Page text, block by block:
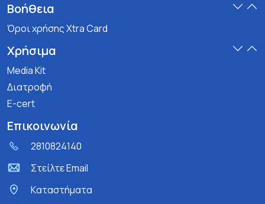
Βοήθεια
Όροι χρήσης Xtra Card
Χρήσιμα
Media Kit
Διατροφή
E-cert
Επικοινωνία
2810824140
Στείλτε Email
Kαταστήματα